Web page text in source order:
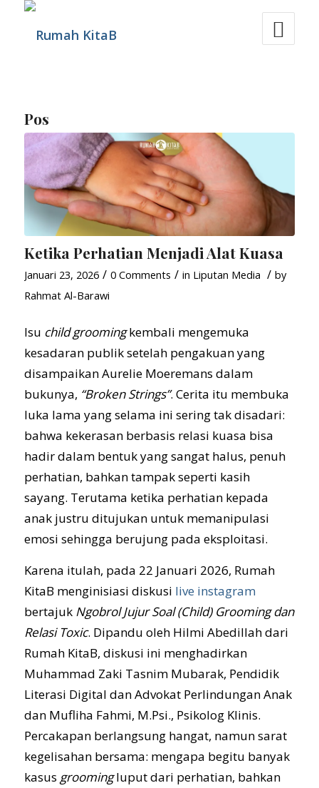
Pos
Ketika Perhatian Menjadi Alat Kuasa
Januari 23, 2026 / 0 Comments / in Liputan Media / by
Rahmat Al-Barawi
Isu child groomingkembali mengemuka
kesadaran publik setelah pengakuan yang
disampaikan Aurelie Moeremans dalam
bukunya, “Broken Strings”. Cerita itu membuka
luka lama yang selama ini sering tak disadari:
bahwa kekerasan berbasis relasi kuasa bisa
hadir dalam bentuk yang sangat halus, penuh
perhatian, bahkan tampak seperti kasih
sayang. Terutama ketika perhatian kepada
anak justru ditujukan untuk memanipulasi
emosi sehingga berujung pada eksploitasi.
Karena itulah, pada 22 Januari 2026, Rumah
KitaB menginisiasi diskusi live instagram
bertajuk Ngobrol Jujur Soal (Child) Grooming dan
Relasi Toxic. Dipandu oleh Hilmi Abedillah dari
Rumah KitaB, diskusi ini menghadirkan
Muhammad Zaki Tasnim Mubarak, Pendidik
Literasi Digital dan Advokat Perlindungan Anak
dan Mufliha Fahmi, M.Psi., Psikolog Klinis.
Percakapan berlangsung hangat, namun sarat
kegelisahan bersama: mengapa begitu banyak
kasus groomingluput dari perhatian, bahkan